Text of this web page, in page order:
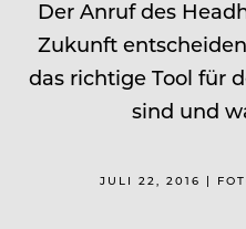
Der Anruf des
Zukunft
das richtige Tool für
sind und
JULI 22, 2016 |